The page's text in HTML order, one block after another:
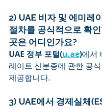
2) UAE 비자 및 에미레
절차를 공식적으로 확
곳은 어디인가요?
UAE 정부 포털(u.ae)에서
레이트 신분증에 관한 공
제공합니다.
3) UAE에서 경제실체